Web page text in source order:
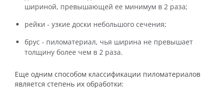
шириной, превышающей ее минимум в 2 раза;
рейки - узкие доски небольшого сечения;
брус - пиломатериал, чья ширина не превышает
толщину более чем в 2 раза.
Еще одним способом классификации пиломатериалов
является степень их обработки: